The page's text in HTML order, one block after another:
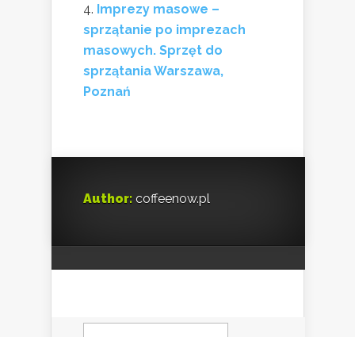
Imprezy masowe –
sprzątanie po imprezach
masowych. Sprzęt do
sprzątania Warszawa,
Poznań
Author: coffeenow.pl
Szukaj: